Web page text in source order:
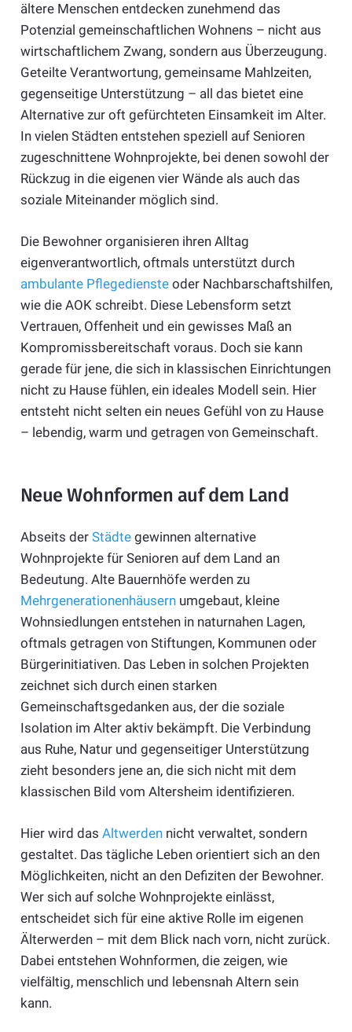
ältere Menschen entdecken zunehmend das
Potenzial gemeinschaftlichen Wohnens – nicht aus
wirtschaftlichem Zwang, sondern aus Überzeugung.
Geteilte Verantwortung, gemeinsame Mahlzeiten,
gegenseitige Unterstützung – all das bietet eine
Alternative zur oft gefürchteten Einsamkeit im Alter.
In vielen Städten entstehen speziell auf Senioren
zugeschnittene Wohnprojekte, bei denen sowohl der
Rückzug in die eigenen vier Wände als auch das
soziale Miteinander möglich sind.
Die Bewohner organisieren ihren Alltag
eigenverantwortlich, oftmals unterstützt durch
ambulante Pflegediensteoder Nachbarschaftshilfen,
wie die AOK schreibt. Diese Lebensform setzt
Vertrauen, Offenheit und ein gewisses Maß an
Kompromissbereitschaft voraus. Doch sie kann
gerade für jene, die sich in klassischen Einrichtungen
nicht zu Hause fühlen, ein ideales Modell sein. Hier
entsteht nicht selten ein neues Gefühl von zu Hause
– lebendig, warm und getragen von Gemeinschaft.
Neue Wohnformen auf dem Land
Abseits der Städtegewinnen alternative
Wohnprojekte für Senioren auf dem Land an
Bedeutung. Alte Bauernhöfe werden zu
Mehrgenerationenhäusernumgebaut, kleine
Wohnsiedlungen entstehen in naturnahen Lagen,
oftmals getragen von Stiftungen, Kommunen oder
Bürgerinitiativen. Das Leben in solchen Projekten
zeichnet sich durch einen starken
Gemeinschaftsgedanken aus, der die soziale
Isolation im Alter aktiv bekämpft. Die Verbindung
aus Ruhe, Natur und gegenseitiger Unterstützung
zieht besonders jene an, die sich nicht mit dem
klassischen Bild vom Altersheim identifizieren.
Hier wird das Altwerdennicht verwaltet, sondern
gestaltet. Das tägliche Leben orientiert sich an den
Möglichkeiten, nicht an den Defiziten der Bewohner.
Wer sich auf solche Wohnprojekte einlässt,
entscheidet sich für eine aktive Rolle im eigenen
Älterwerden – mit dem Blick nach vorn, nicht zurück.
Dabei entstehen Wohnformen, die zeigen, wie
vielfältig, menschlich und lebensnah Altern sein
kann.